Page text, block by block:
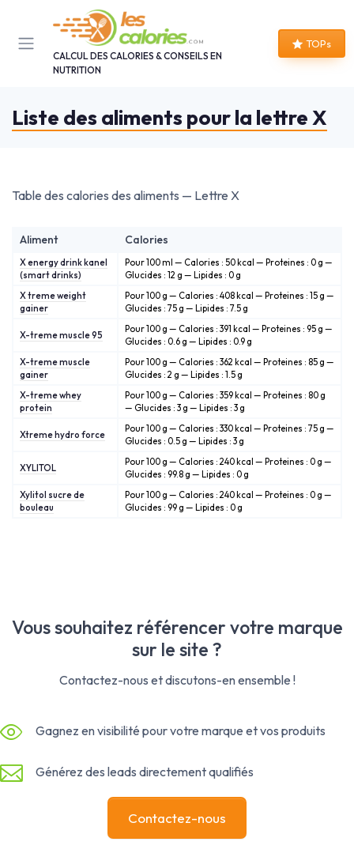
CALCUL DES CALORIES & CONSEILS EN
NUTRITION
TOPs
Liste des aliments pour la lettre X
Table des calories des aliments — Lettre X
Aliment Calories
X energy drink kanel
(smart drinks)
Pour 100 ml — Calories : 50 kcal — Proteines : 0 g —
Glucides : 12 g — Lipides : 0 g
X treme weight
gainer
Pour 100 g — Calories : 408 kcal — Proteines : 15 g —
Glucides : 75 g — Lipides : 7.5 g
X-treme muscle 95
Pour 100 g — Calories : 391 kcal — Proteines : 95 g —
Glucides : 0.6 g — Lipides : 0.9 g
X-treme muscle
gainer
Pour 100 g — Calories : 362 kcal — Proteines : 85 g —
Glucides : 2 g — Lipides : 1.5 g
X-treme whey
protein
Pour 100 g — Calories : 359 kcal — Proteines : 80 g
— Glucides : 3 g — Lipides : 3 g
Xtreme hydro force
Pour 100 g — Calories : 330 kcal — Proteines : 75 g —
Glucides : 0.5 g — Lipides : 3 g
XYLITOL
Pour 100 g — Calories : 240 kcal — Proteines : 0 g —
Glucides : 99.8 g — Lipides : 0 g
Xylitol sucre de
bouleau
Pour 100 g — Calories : 240 kcal — Proteines : 0 g —
Glucides : 99 g — Lipides : 0 g
Vous souhaitez référencer votre marque
sur le site ?
Contactez-nous et discutons-en ensemble !
Gagnez en visibilité pour votre marque et vos produits
Générez des leads directement qualifiés
Contactez-nous
Panneau de gestion des cookies